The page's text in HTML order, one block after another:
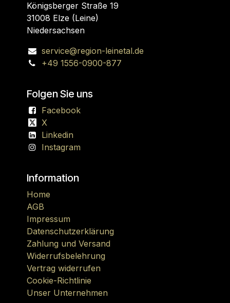
Königsberger Straße 19
31008 Elze (Leine)
Niedersachsen
service@region-leinetal.de
+49 1556-0900-877
Folgen Sie uns
Facebook
X
Linkedin
Instagram
Information
Home
AGB
Impressum
Datenschutzerklärung
Zahlung und Versand
Widerrufsbelehrung
Vertrag widerrufen
Cookie-Richtlinie
Unser Unternehmen